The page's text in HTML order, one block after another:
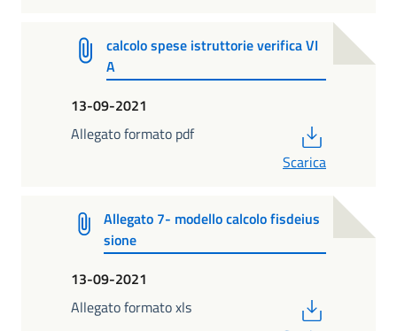
calcolo spese istruttorie verifica VI
A
13-09-2021
Allegato formato pdf
Scarica
Allegato 7- modello calcolo fisdeius
sione
13-09-2021
Allegato formato xls